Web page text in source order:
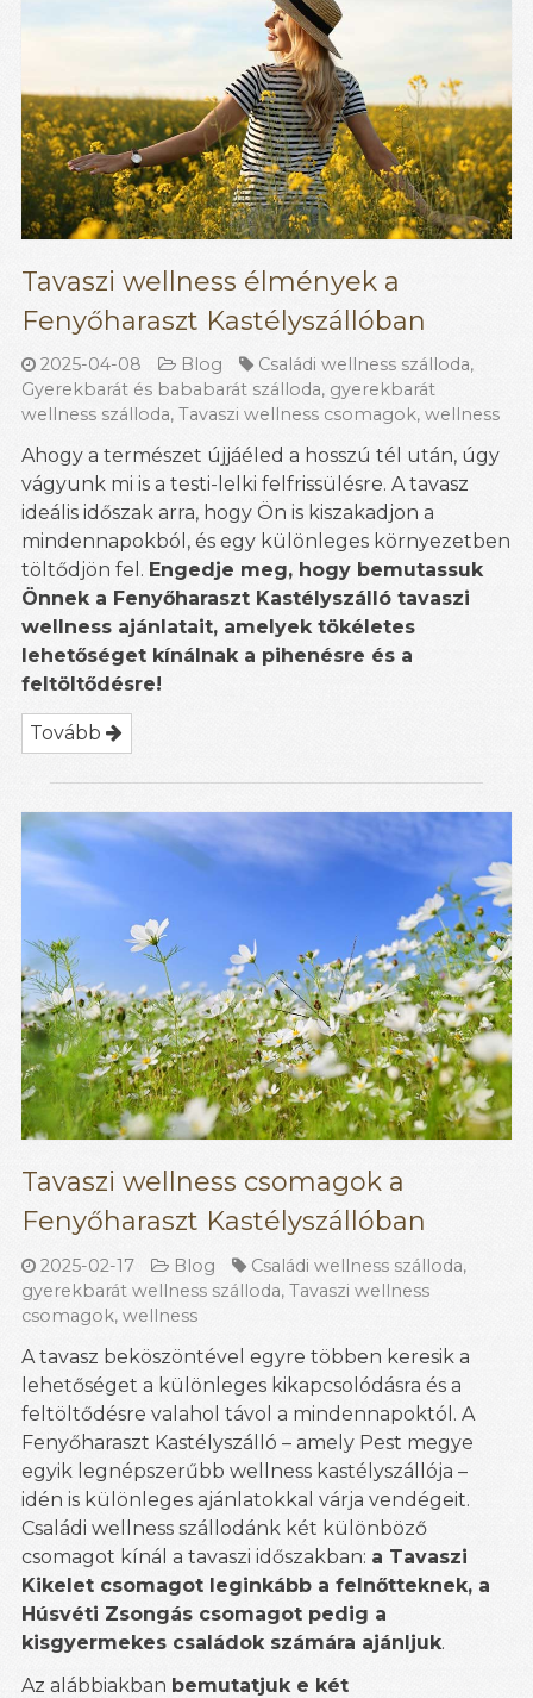
Tavaszi wellness élmények a
Fenyőharaszt Kastélyszállóban
2025-04-08 Blog Családi wellness szálloda,
Gyerekbarát és bababarát szálloda, gyerekbarát
wellness szálloda, Tavaszi wellness csomagok, wellness
Ahogy a természet újjáéled a hosszú tél után, úgy
vágyunk mi is a testi-lelki felfrissülésre. A tavasz
ideális időszak arra, hogy Ön is kiszakadjon a
mindennapokból, és egy különleges környezetben
töltődjön fel. Engedje meg, hogy bemutassuk
Önnek a Fenyőharaszt Kastélyszálló tavaszi
wellness ajánlatait, amelyek tökéletes
lehetőséget kínálnak a pihenésre és a
feltöltődésre!
Tovább
Tavaszi wellness csomagok a
Fenyőharaszt Kastélyszállóban
2025-02-17 Blog Családi wellness szálloda,
gyerekbarát wellness szálloda, Tavaszi wellness
csomagok, wellness
A tavasz beköszöntével egyre többen keresik a
lehetőséget a különleges kikapcsolódásra és a
feltöltődésre valahol távol a mindennapoktól. A
Fenyőharaszt Kastélyszálló – amely Pest megye
egyik legnépszerűbb wellness kastélyszállója –
idén is különleges ajánlatokkal várja vendégeit.
Családi wellness szállodánk két különböző
csomagot kínál a tavaszi időszakban: a Tavaszi
Kikelet csomagot leginkább a felnőtteknek, a
Húsvéti Zsongás csomagot pedig a
kisgyermekes családok számára ajánljuk.
Az alábbiakban bemutatjuk e két